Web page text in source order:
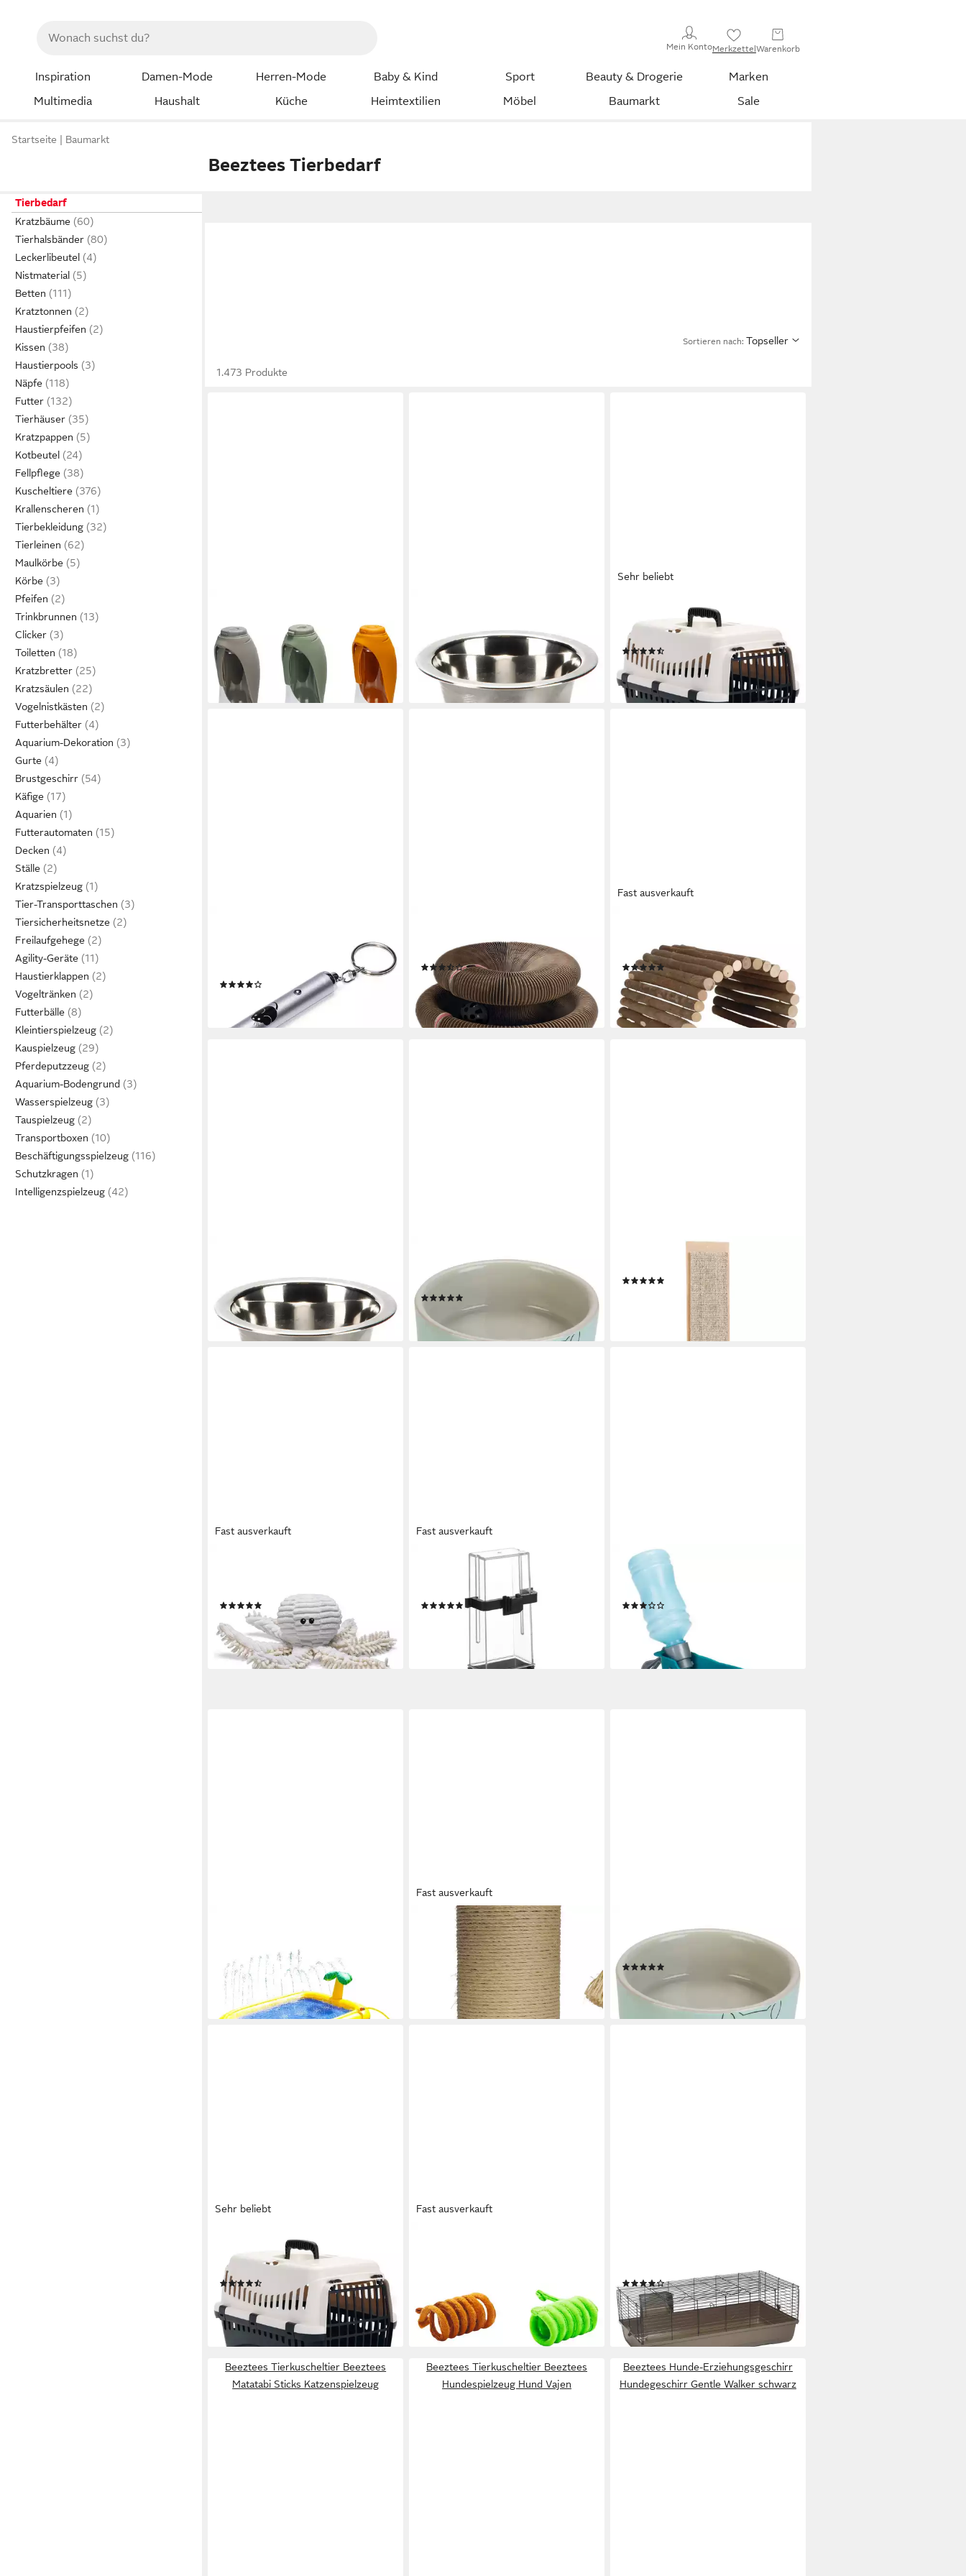
Mein KontoMerkzettelWarenkorb
Inspiration Damen-Mode Herren-Mode Baby & Kind Sport Beauty & Drogerie
Marken
Multimedia
Haushalt Küche Heimtextilien Möbel Baumarkt Sale
Startseite Baumarkt
Beeztees Tierbedarf
Tierbedarf
Kratzbäume
Tierhalsbänder
Leckerlibeutel
Nistmaterial
Betten
Kratztonnen
Haustierpfeifen
Kissen
Haustierpools
Näpfe
Futter
Tierhäuser
Kratzpappen
Kotbeutel
Fellpflege
Kuscheltiere
Krallenscheren
Tierbekleidung
Tierleinen
Maulkörbe
Körbe
Pfeifen
Trinkbrunnen
Clicker
Toiletten
Kratzbretter
Kratzsäulen
Vogelnistkästen
Futterbehälter
Aquarium-Dekoration
Gurte
Brustgeschirr
Käfige
Aquarien
Futterautomaten
Decken
Ställe
Kratzspielzeug
Tier-Transporttaschen
Tiersicherheitsnetze
Freilaufgehege
Agility-Geräte
Haustierklappen
Vogeltränken
Futterbälle
Kleintierspielzeug
Kauspielzeug
Pferdeputzzeug
Aquarium-Bodengrund
Wasserspielzeug
Tauspielzeug
Transportboxen
Beschäftigungsspielzeug
Schutzkragen
Intelligenzspielzeug
Sortieren nach: Topseller
1.473 Produkte
Silikon
22,69 €
26,99 €
-16%
lieferbar - in 7-9 Werktagen bei dir
Edelstahl
ab 1,69 €
lieferbar - in 3-4 Werktagen bei dir
Sehr beliebt
Tiertransportbox Transportbox
Gypsy creme/anthrazit für Katzen
ab 18,29 €
lieferbar - in 9-11 Werktagen bei dir
Katzenspielzeug Laserlicht Mouse
lieferbar - in 7-9 Werktagen bei dir
Kratzspielzeug Loet aus Karton
(13)
15,89 €
lieferbar - in 8-10 Werktagen bei dir
Fast ausverkauft
Forest
(7)
ab 4,49 €
lieferbar - in 9-11 Werktagen bei dir
Edelstahl
ab 1,69 €
lieferbar - in 3-4 Werktagen bei dir
Futternapf Meerschweinchen-Napf
Frinca Keramik grau/mint
3,79 €
lieferbar - in 8-10 Werktagen bei dir
Kratzbrett Kratzbrett Jumbo Sisal
lieferbar - in 3-4 Werktagen bei dir
Fast ausverkauft
ab 10,78 € 12,99 €
-17%
lieferbar - in 3-4 Werktagen bei dir
Fast ausverkauft
Vogeltränke Vogeltränke für Sittiche
(1)
lieferbar - in 8-10 Werktagen bei dir
BEEZTEES
Wasserspender Hunde Trinkflasche
für unterwegs inkl. Gürtel 0.25 l
ab 3,19 €
lieferbar - in 9-11 Werktagen bei dir
UVP 24,99 €
-16%
lieferbar - in 3-4 Werktagen bei dir
Fast ausverkauft
BEEZTEES
Ersatz-Kratzbaumstamm Sisalstamm
natur für Kratzbaum Ramiro taupe
ab 33,59 € UVP39,99 €
lieferbar - in 3-4 Werktagen bei dir
Futternapf Meerschweinchen-Napf
Frinca Keramik grau/mint
3,79 €
lieferbar - in 8-10 Werktagen bei dir
Sehr beliebt
Tiertransportbox Transportbox
Gypsy creme/anthrazit für Katzen
ab 18,29 €
lieferbar - in 9-11 Werktagen bei dir
Fast ausverkauft
lieferbar - in 3-4 Werktagen bei dir
(5)
ab 83,99 € UVP99,99 €
-16%
lieferbar in 2 Wochen
Beeztees Tierkuscheltier Beeztees
Matatabi Sticks Katzenspielzeug
Beeztees Tierkuscheltier Beeztees
Hundespielzeug Hund Vajen
Beeztees Hunde-Erziehungsgeschirr
Hundegeschirr Gentle Walker schwarz